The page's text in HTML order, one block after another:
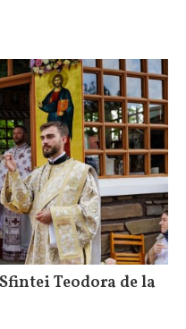
Teodora de la